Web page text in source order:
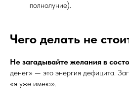
полнолуние).
Чего делать не
Не загадывайте желания в
денег» — это энергия дефицита.
«я уже имею».